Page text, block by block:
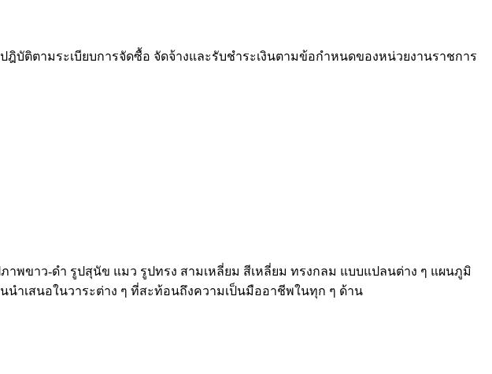
บัติตามระเบียบการจัดซื้อ จัดจ้างและรับชำระเงินตามข้อกำหนดของหน่วยงานราชการ
าพขาว-ดำ รูปสุนัข แมว รูปทรง สามเหลี่ยม สีเหลี่ยม ทรงกลม แบบแปลนต่าง ๆ แผนภูมิ
ำเสนอในวาระต่าง ๆ ที่สะท้อนถึงความเป็นมืออาชีพในทุก ๆ ด้าน